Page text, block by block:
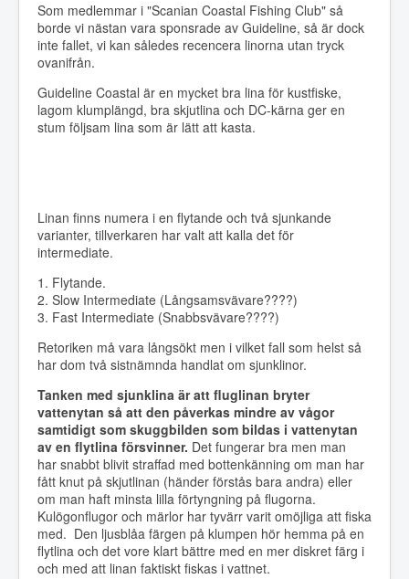
Som medlemmar i "Scanian Coastal Fishing Club" så
borde vi nästan vara sponsrade av Guideline, så är dock
inte fallet, vi kan således recencera linorna utan tryck
ovanifrån.
Guideline Coastal är en mycket bra lina för kustfiske,
lagom klumplängd, bra skjutlina och DC-kärna ger en
stum följsam lina som är lätt att kasta.
Linan finns numera i en flytande och två sjunkande
varianter, tillverkaren har valt att kalla det för
intermediate.
1. Flytande.
2. Slow Intermediate (Långsamsvävare????)
3. Fast Intermediate (Snabbsvävare????)
Retoriken må vara långsökt men i vilket fall som helst så
har dom två sistnämnda handlat om sjunklinor.
Tanken med sjunklina är att fluglinan bryter
vattenytan så att den påverkas mindre av vågor
samtidigt som skuggbilden som bildas i vattenytan
av en flytlina försvinner. Det fungerar bra men man
har snabbt blivit straffad med bottenkänning om man har
fått knut på skjutlinan (händer förstås bara andra) eller
om man haft minsta lilla förtyngning på flugorna.
Kulögonflugor och märlor har tyvärr varit omöjliga att fiska
med. Den ljusblåa färgen på klumpen hör hemma på en
flytlina och det vore klart bättre med en mer diskret färg i
och med att linan faktiskt fiskas i vattnet.